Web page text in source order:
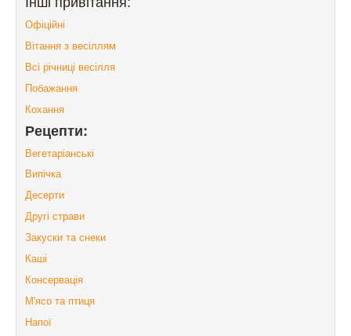
Офіційні
Вітання з весіллям
Всі річниці весілля
Побажання
Кохання
Рецепти:
Вегетаріанські
Випічка
Десерти
Другі страви
Закуски та снеки
Каші
Консервація
М'ясо та птиця
Напої